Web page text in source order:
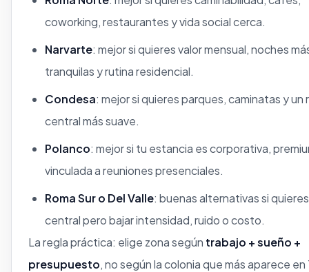
coworking, restaurantes y vida social cerca.
Narvarte: mejor si quieres valor mensual, noches
tranquilas y rutina residencial.
Condesa: mejor si quieres parques, caminatas y un
central más suave.
Polanco: mejor si tu estancia es corporativa,
vinculada a reuniones presenciales.
Roma Sur o Del Valle: buenas alternativas si
central pero bajar intensidad, ruido o costo.
La regla práctica: elige zona según trabajo + sueño +
presupuesto, no según la colonia que más aparece en